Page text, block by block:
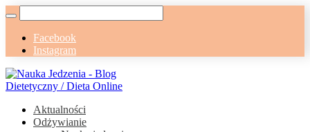
Facebook
Instagram
Aktualności
Odżywianie